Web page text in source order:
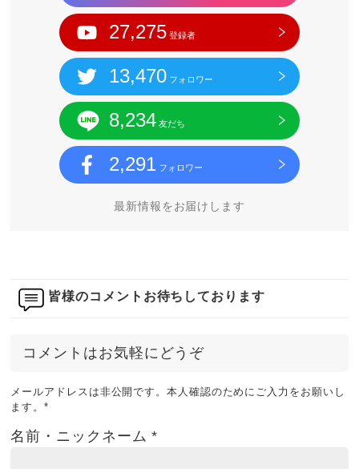
27,275 登録者
13,470 フォロワー
8,234 友だち
2,291 フォロワー
最新情報をお届けします
皆様のコメントお待ちしております
コメントはお気軽にどうぞ
メールアドレスは非公開です。本人確認のためにご入力をお願いし
ます。*
名前・ニックネーム*